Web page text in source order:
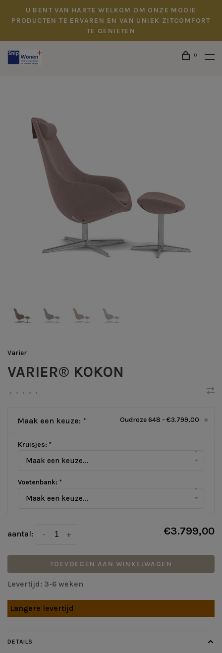
U BENT VAN HARTE WELKOM OM ONZE MOOIE
PRODUCTEN TE ERVAREN EN VAN UNIEK ZITCOMFORT
TE GENIETEN
0
Varier
VARIER® KOKON
• • • • •
Maak een keuze: * Oudroze 648 - €3.799,00 ▾
Kruisjes: *
Maak een keuze...
▾
Voetenbank: *
Maak een keuze...
▾
aantal: +
- €3.799,00
TOEVOEGEN AAN WINKELWAGEN
Levertijd: 3-6 weken
Langere levertijd
DETAILS